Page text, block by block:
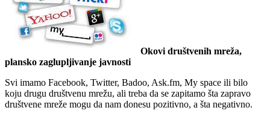
Okovi društvenih mreža,
plansko zaglupljivanje javnosti
Svi imamo Facebook, Twitter, Badoo, Ask.fm, My space ili bilo
koju drugu društvenu mrežu, ali treba da se zapitamo šta zapravo
društvene mreže mogu da nam donesu pozitivno, a šta negativno.